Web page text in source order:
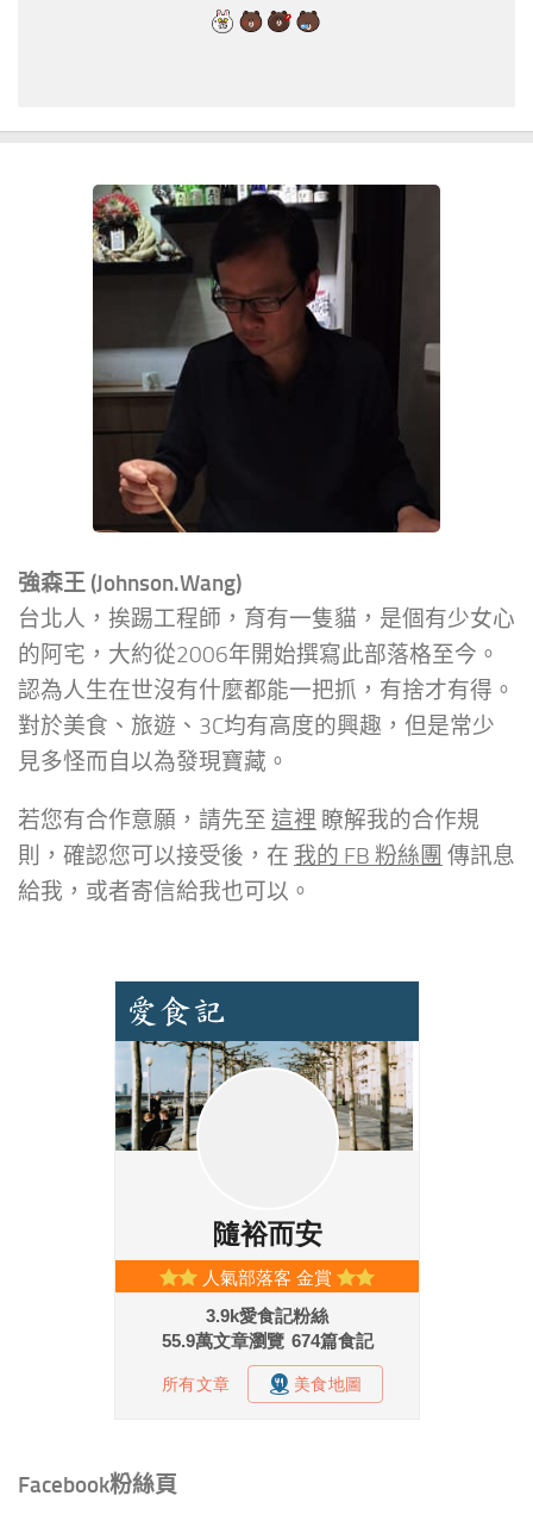
強森王 (Johnson.Wang)
台北人，挨踢工程師，育有一隻貓，是個有少女心
的阿宅，大約從2006年開始撰寫此部落格至今。
認為人生在世沒有什麼都能一把抓，有捨才有得。
對於美食、旅遊、3C均有高度的興趣，但是常少
見多怪而自以為發現寶藏。
若您有合作意願，請先至 這裡 瞭解我的合作規
則，確認您可以接受後，在 我的 FB 粉絲團 傳訊息
給我，或者寄信給我也可以。
Facebook粉絲頁